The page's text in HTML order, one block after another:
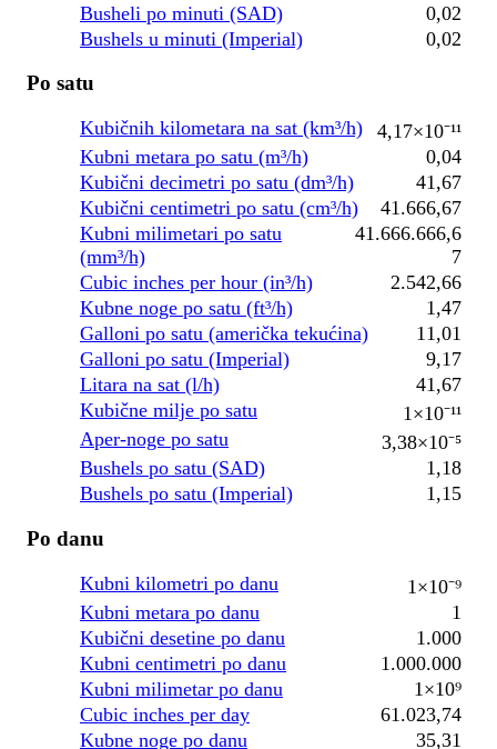
Busheli po minuti (SAD)
0,02
Bushels u minuti (Imperial)
0,02
Po satu
Kubičnih kilometara na sat (km³/h)
4,17×10⁻¹¹
Kubni metara po satu (m³/h)
0,04
Kubični decimetri po satu (dm³/h)
41,67
Kubični centimetri po satu (cm³/h)
41.666,67
Kubni milimetari po satu
(mm³/h)
41.666.666,6
7
Cubic inches per hour (in³/h)
2.542,66
Kubne noge po satu (ft³/h)
1,47
Galloni po satu (američka tekućina)
11,01
Galloni po satu (Imperial)
9,17
Litara na sat (l/h)
41,67
Kubične milje po satu
1×10⁻¹¹
Aper-noge po satu
3,38×10⁻⁵
Bushels po satu (SAD)
1,18
Bushels po satu (Imperial)
1,15
Po danu
Kubni kilometri po danu
1×10⁻⁹
Kubni metara po danu
1
Kubični desetine po danu
1.000
Kubni centimetri po danu
1.000.000
Kubni milimetar po danu
1×10⁹
Cubic inches per day
61.023,74
Kubne noge po danu
35,31